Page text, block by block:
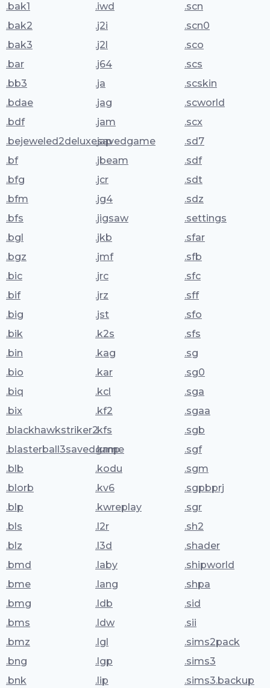
.bak1
.bak2
.bak3
.bar
.bb3
.bdae
.bdf
.bejeweled2deluxesavedgame
.bf
.bfg
.bfm
.bfs
.bgl
.bgz
.bic
.bif
.big
.bik
.bin
.bio
.biq
.bix
.blackhawkstriker2
.blasterball3savedgame
.blb
.blorb
.blp
.bls
.blz
.bmd
.bme
.bmg
.bms
.bmz
.bng
.bnk
.iwd
.j2i
.j2l
.j64
.ja
.jag
.jam
.jap
.jbeam
.jcr
.jg4
.jigsaw
.jkb
.jmf
.jrc
.jrz
.jst
.k2s
.kag
.kar
.kcl
.kf2
.kfs
.kmp
.kodu
.kv6
.kwreplay
.l2r
.l3d
.laby
.lang
.ldb
.ldw
.lgl
.lgp
.lip
.scn
.scn0
.sco
.scs
.scskin
.scworld
.scx
.sd7
.sdf
.sdt
.sdz
.settings
.sfar
.sfb
.sfc
.sff
.sfo
.sfs
.sg
.sg0
.sga
.sgaa
.sgb
.sgf
.sgm
.sgpbprj
.sgr
.sh2
.shader
.shipworld
.shpa
.sid
.sii
.sims2pack
.sims3
.sims3.backup